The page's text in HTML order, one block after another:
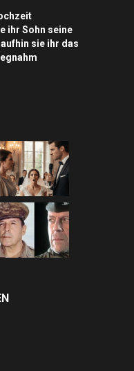
ihr Sohn seine
sie ihr das